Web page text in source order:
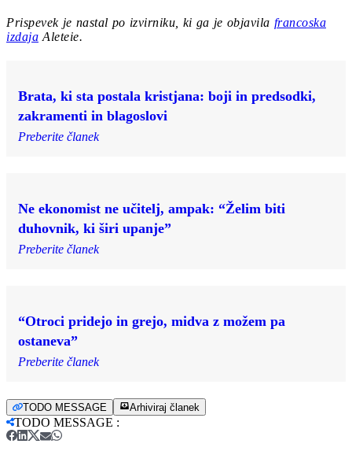
Prispevek je nastal po izvirniku, ki ga je objavila francoska
izdaja Aleteie.
Brata, ki sta postala kristjana: boji in predsodki,
zakramenti in blagoslovi
Preberite članek
Ne ekonomist ne učitelj, ampak: “Želim biti
duhovnik, ki širi upanje”
Preberite članek
“Otroci pridejo in grejo, midva z možem pa
ostaneva”
Preberite članek
TODO MESSAGE Arhiviraj članek
TODO MESSAGE :